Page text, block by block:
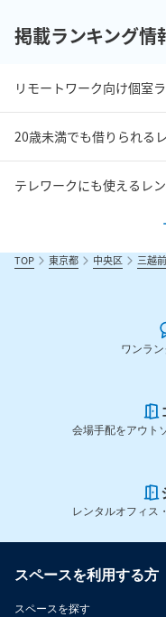
掲載ランキング情
リモートワーク向け個室
20歳未満でも借りられる
テレワークにも使えるレ
TOP 東京都 中央区 三越
ワンラ
会場手配をアウト
レンタルオフィス
スペースを利用する方
スペースを探す